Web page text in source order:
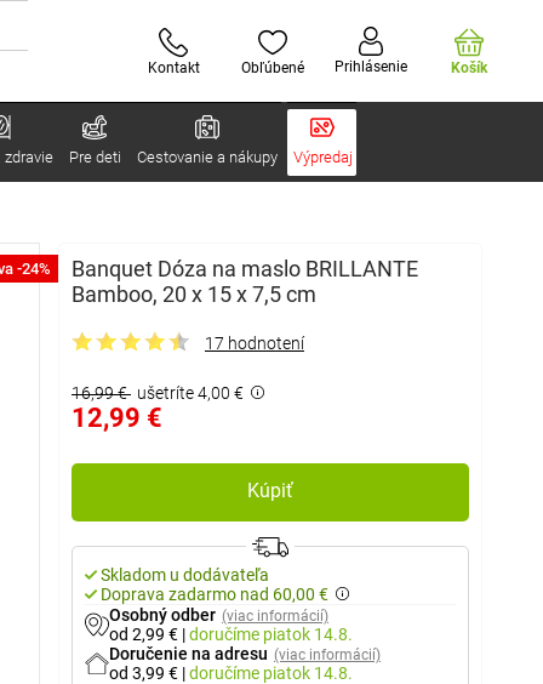
Kontakt Obľúbené Prihlásenie Košík
zdravie Pre deti Cestovanie a nákupy Výpredaj
-24%
Banquet Dóza na maslo BRILLANTE
Bamboo, 20 x 15 x 7,5 cm
17 hodnotení
16,99 € ušetríte 4,00 €
12,99 €
Kúpiť
Skladom u dodávateľa
Doprava zadarmo nad 60,00 €
Osobný odber (viac informácií)
od 2,99 € |doručíme piatok 14.8.
Doručenie na adresu (viac informácií)
od 3,99 € |doručíme piatok 14.8.